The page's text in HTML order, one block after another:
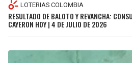
LOTERIAS COLOMBIA
RESULTADO DE BALOTO Y REVANCHA:
CAYERON HOY | 4 DE JULIO DE 2026